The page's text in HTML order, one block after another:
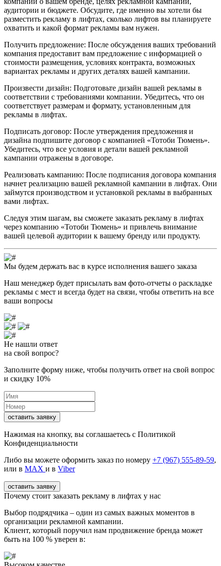
аудитории и бюджете. Обсудите, где именно вы хотели бы
разместить рекламу в лифтах, сколько лифтов вы планируете
охватить и какой формат рекламы вам нужен.
Получить предложение: После обсуждения ваших требований
компания предоставит вам предложение с информацией о
стоимости размещения, условиях контракта, возможных
вариантах рекламы и других деталях вашей кампании.
Произвести дизайн: Подготовьте дизайн вашей рекламы в
соответствии с требованиями компании. Убедитесь, что он
соответствует размерам и формату, установленным для
рекламы в лифтах.
Подписать договор: После утверждения предложения и
дизайна подпишите договор с компанией «Тотоби Тюмень».
Убедитесь, что все условия и детали вашей рекламной
кампании отражены в договоре.
Реализовать кампанию: После подписания договора компания
начнет реализацию вашей рекламной кампании в лифтах. Они
займутся производством и установкой рекламы в выбранных
вами лифтах.
Следуя этим шагам, вы сможете заказать рекламу в лифтах
через компанию «Тотоби Тюмень» и привлечь внимание
вашей целевой аудитории к вашему бренду или продукту.
Мы будем держать вас в курсе исполнения вашего заказа
Наш менеджер будет присылать вам фото-отчеты о раскладке
рекламы с мест и всегда будет на связи, чтобы ответить на все
ваши вопросы
Не нашли ответ
на свой вопрос?
Заполните форму ниже, чтобы получить ответ на свой вопрос
и скидку 10%
оставить заявку
Нажимая на кнопку, вы соглашаетесь с Политикой
Конфиденциальности
Либо вы можете оформить заказ по номеру +7 (967) 555-89-59,
или в MAX и в Viber
оставить заявку
Почему стоит заказать рекламу в лифтах у нас
Выбор подрядчика – один из самых важных моментов в
организации рекламной кампании.
Клиент, который поручил нам продвижение бренда может
быть на 100 % уверен в: